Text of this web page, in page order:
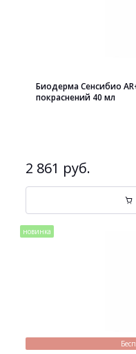
Биодерма Сенсибио
покраснений 40 мл
2 861 руб.
новинка